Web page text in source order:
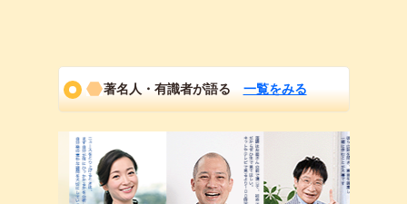
著名人・有識者が語る 一覧をみる